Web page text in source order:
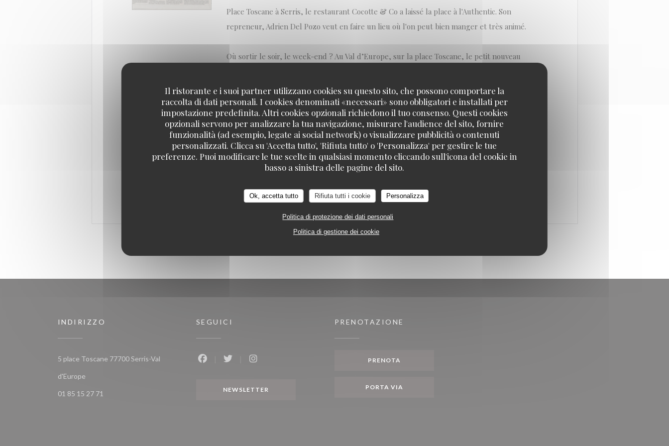
Il ristorante e i suoi partner utilizzano cookies su questo sito, che possono comportare la
raccolta di dati personali. I cookies denominati «necessari» sono obbligatori e installati per
impostazione predefinita. Altri cookies opzionali richiedono il tuo consenso. Questi cookies
opzionali servono per analizzare la tua navigazione, misurare l'audience del sito, fornire
funzionalità (ad esempio, legate ai social network) o visualizzare pubblicità o contenuti
personalizzati. Clicca su 'Accetta tutto', 'Rifiuta tutto' o 'Personalizza' per gestire le tue
preferenze. Puoi modificare le tue scelte in qualsiasi momento cliccando sull'icona del cookie in
basso a sinistra delle pagine del sito.
Ok, accetta tutto Rifiuta tutti i cookie Personalizza
Politica di protezione dei dati personali
Politica di gestione dei cookie
Place Toscane à Serris, le restaurant Cocotte & Co a laissé la place à l'Authentic. Son
repreneur, Adrien Del Pozo veut en faire un lieu où l'on peut bien manger et très animé.
Où sortir le soir, le week-end ? Au Val d’Europe, sur la place Toscane, le petit nouveau
L’Authentic est né de la collaboration de deux associés. Adrien Del Pozo, entrepreneur
dans l’informatique puis dans la location de salles, et Olivier Souverain, traiteur depuis
vingt ans et partenaire de plusieurs restaurants parisiens. Adrien Del Pozo réalise un rêve
de jeunesse : créer un lieu bon enfant, aux influences typiquement françaises.
INDIRIZZO
5 place Toscane 77700 Serris-Val
d'Europe((apre una nuova finestra))
01 85 15 27 71
SEGUICI
NEWSLETTER
PRENOTAZIONE
PRENOTA
PORTA VIA